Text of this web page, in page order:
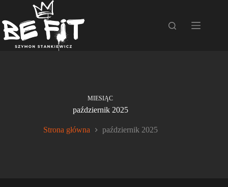
treści
MIESIĄC
październik 2025
Strona główna październik 2025